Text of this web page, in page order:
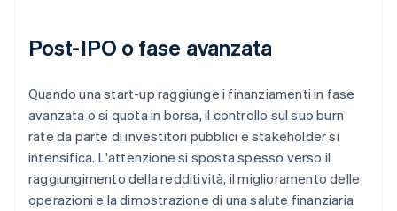
Post-IPO o fase avanzata
Quando una start-up raggiunge i finanziamenti in fase
avanzata o si quota in borsa, il controllo sul suo burn
rate da parte di investitori pubblici e stakeholder si
intensifica. L'attenzione si sposta spesso verso il
raggiungimento della redditività, il miglioramento delle
operazioni e la dimostrazione di una salute finanziaria